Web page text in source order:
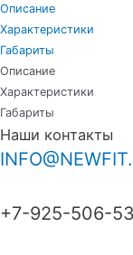
Описание
Характеристики
Габариты
Описание
Характеристики
Габариты
Наши контакты
+7-925-506-